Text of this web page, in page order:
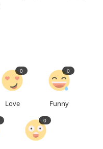
Love
0
Funny
0
0